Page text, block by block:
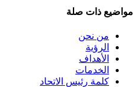
مواضيع ذات صلة
من نحن
الرؤية
الأهداف
الخدمات
كلمة رئيس الاتحاد